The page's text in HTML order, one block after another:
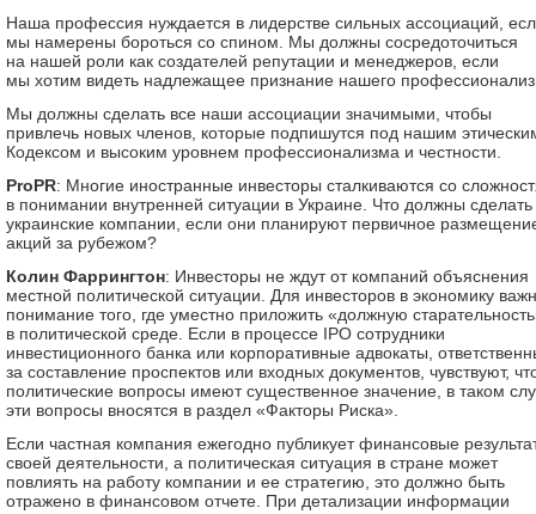
Наша профессия нуждается в лидерстве сильных ассоциаций,
мы намерены бороться со спином. Мы должны сосредоточиться
на нашей роли как создателей репутации и менеджеров, если
мы хотим видеть надлежащее признание нашего
Мы должны сделать все наши ассоциации значимыми, чтобы
привлечь новых членов, которые подпишутся под нашим
Кодексом и высоким уровнем профессионализма и честности.
ProPR: Многие иностранные инвесторы сталкиваются со
в понимании внутренней ситуации в Украине. Что должны сделать
украинские компании, если они планируют первичное
акций за рубежом?
Колин Фаррингтон: Инвесторы не ждут от компаний объяснения
местной политической ситуации. Для инвесторов в экономику
понимание того, где уместно приложить «должную
в политической среде. Если в процессе IPO сотрудники
инвестиционного банка или корпоративные адвокаты,
за составление проспектов или входных документов, чувствуют,
политические вопросы имеют существенное значение, в таком
эти вопросы вносятся в раздел «Факторы Риска».
Если частная компания ежегодно публикует финансовые
своей деятельности, а политическая ситуация в стране может
повлиять на работу компании и ее стратегию, это должно быть
отражено в финансовом отчете. При детализации информации